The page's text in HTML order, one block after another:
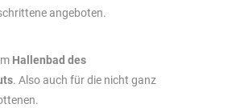
angeboten.
Hallenbad des
. Also auch für die nicht ganz